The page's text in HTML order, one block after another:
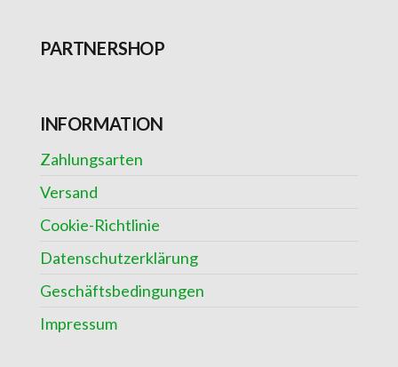
PARTNERSHOP
INFORMATION
Zahlungsarten
Versand
Cookie-Richtlinie
Datenschutzerklärung
Geschäftsbedingungen
Impressum